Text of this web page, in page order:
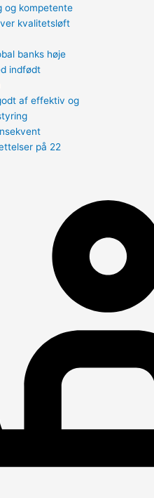
og kompetente
kvalitetsløft
banks høje
indfødt
af effektiv og
på 22